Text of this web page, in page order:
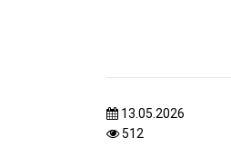
13.05.2026
512